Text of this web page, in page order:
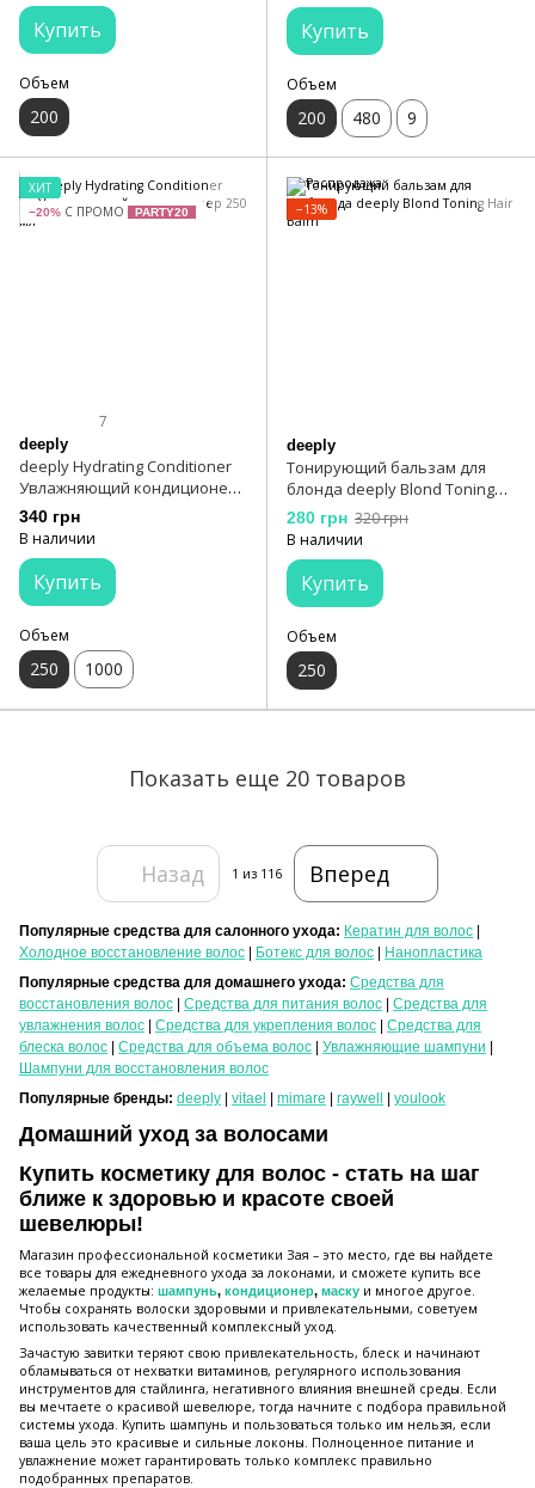
Купить
Объем
200
Купить
Объем
200 480 9
ХИТ
−20% С ПРОМО PARTY20
7
deeply
deeply Hydrating Conditioner
Увлажняющий кондиционер
250 мл
340 грн
В наличии
Купить
Объем
250 1000
−13%
deeply
Тонирующий бальзам для
блонда deeply Blond Toning
Hair Balm
280 грн 320 грн
В наличии
Купить
Объем
250
Показать еще 20 товаров
Назад 1 из 116 Вперед
Популярные средства для салонного ухода: Кератин для волос
Холодное восстановление волос
Ботекс для волос
Нанопластика
Популярные средства для домашнего ухода: Средства для
восстановления волос
Средства для питания волос
Средства для
увлажнения волос
Средства для укрепления волос
Средства для
блеска волос
Средства для объема волос Увлажняющие шампуни
Шампуни для восстановления волос
Популярные бренды: deeply vitael mimare raywell youlook
Домашний уход за волосами
Купить косметику для волос - стать на шаг
ближе к здоровью и красоте своей
шевелюры!
Магазин профессиональной косметики Зая – это место, где вы найдете
все товары для ежедневного ухода за локонами, и сможете купить все
желаемые продукты: шампунь, кондиционер, маску и многое другое.
Чтобы сохранять волоски здоровыми и привлекательными, советуем
использовать качественный комплексный уход.
Зачастую завитки теряют свою привлекательность, блеск и начинают
обламываться от нехватки витаминов, регулярного использования
инструментов для стайлинга, негативного влияния внешней среды. Если
вы мечтаете о красивой шевелюре, тогда начните с подбора правильной
системы ухода. Купить шампунь и пользоваться только им нельзя, если
ваша цель это красивые и сильные локоны. Полноценное питание и
увлажнение может гарантировать только комплекс правильно
подобранных препаратов.